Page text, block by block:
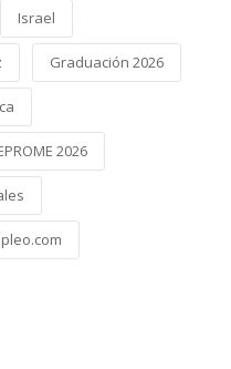
Israel
Graduación 2026
2026